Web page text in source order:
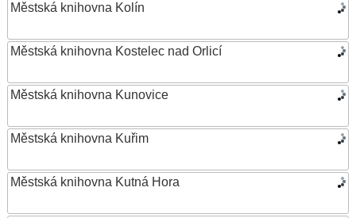
Městská knihovna Kolín
Městská knihovna Kostelec nad Orlicí
Městská knihovna Kunovice
Městská knihovna Kuřim
Městská knihovna Kutná Hora